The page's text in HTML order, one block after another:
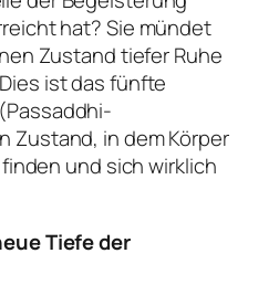
hat? Sie mündet
Zustand tiefer Ruhe
ist das fünfte
Passaddhi-
Zustand, in dem Körper
und sich wirklich
Tiefe der